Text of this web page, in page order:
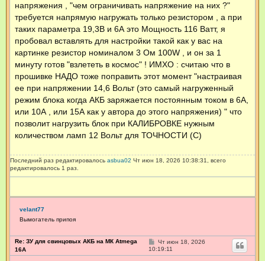
напряжения , "чем ограничивать напряжение на них ?"
требуется напрямую нагружать только резистором , а при
таких параметра 19,3В и 6А это Мощность 116 Ватт, я
пробовал вставлять для настройки такой как у вас на
картинке резистор номиналом 3 Ом 100W , и он за 1
минуту готов "взлететь в космос" ! ИМХО : считаю что в
прошивке НАДО тоже поправить этот момент "настраивая
ее при напряжении 14,6 Вольт (это самый нагруженный
режим блока когда АКБ заряжается постоянным током в 6А,
или 10А , или 15А как у автора до этого напряжения) " что
позволит нагрузить блок при КАЛИБРОВКЕ нужным
количеством ламп 12 Вольт для ТОЧНОСТИ (С)
Последний раз редактировалось asbua02 Чт июн 18, 2026 10:38:31, всего
редактировалось 1 раз.
velant77
Вымогатель припоя
Re: ЗУ для свинцовых АКБ на МК Atmega
16А
С
о
о
Чт июн 18, 2026
10:19:11